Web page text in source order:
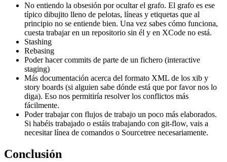
No entiendo la obsesión por ocultar el grafo. El grafo es ese
típico dibujito lleno de pelotas, líneas y etiquetas que al
principio no se entiende bien. Una vez sabes cómo funciona,
cuesta trabajar en un repositorio sin él y en XCode no está.
Stashing
Rebasing
Poder hacer commits de parte de un fichero (interactive
staging)
Más documentación acerca del formato XML de los xib y
story boards (si alguien sabe dónde está que por favor nos lo
diga). Eso nos permitiría resolver los conflictos más
fácilmente.
Poder trabajar con flujos de trabajo un poco más elaborados.
Si habéis trabajado o estáis trabajando con git-flow, vais a
necesitar línea de comandos o Sourcetree necesariamente.
Conclusión